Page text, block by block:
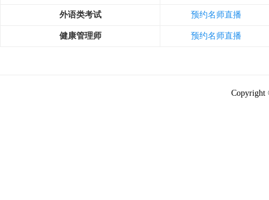
外语类考试 预约名师直播
健康管理师 预约名师直播
Copyright